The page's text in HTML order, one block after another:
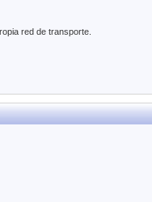
red de transporte.